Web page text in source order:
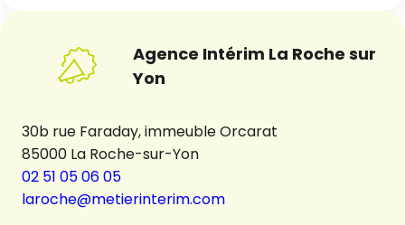
Agence Intérim La Roche sur
Yon
30b rue Faraday, immeuble Orcarat
85000 La Roche-sur-Yon
02 51 05 06 05
laroche@metierinterim.com